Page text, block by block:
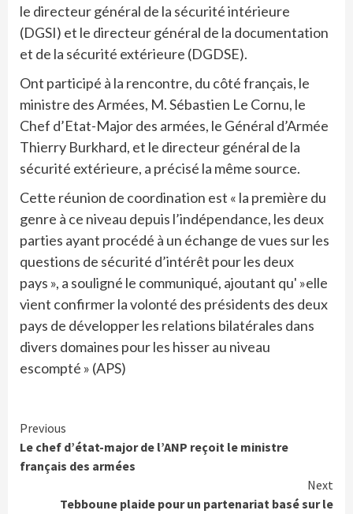
le directeur général de la sécurité intérieure
(DGSI) et le directeur général de la documentation
et de la sécurité extérieure (DGDSE).
Ont participé à la rencontre, du côté français, le
ministre des Armées, M. Sébastien Le Cornu, le
Chef d’Etat-Major des armées, le Général d’Armée
Thierry Burkhard, et le directeur général de la
sécurité extérieure, a précisé la même source.
Cette réunion de coordination est « la première du
genre à ce niveau depuis l’indépendance, les deux
parties ayant procédé à un échange de vues sur les
questions de sécurité d’intérêt pour les deux
pays », a souligné le communiqué, ajoutant qu' »elle
vient confirmer la volonté des présidents des deux
pays de développer les relations bilatérales dans
divers domaines pour les hisser au niveau
escompté » (APS)
Continue
Reading
Previous
Le chef d’état-major de l’ANP reçoit le ministre
français des armées
Next
Tebboune plaide pour un partenariat basé sur le